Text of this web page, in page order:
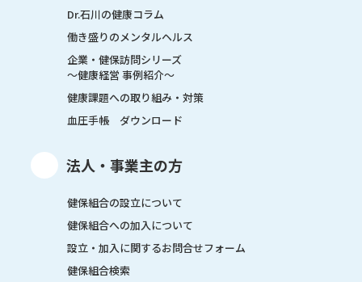
Dr.石川の健康コラム
働き盛りのメンタルヘルス
企業・健保訪問シリーズ
～健康経営 事例紹介～
健康課題への取り組み・対策
血圧手帳 ダウンロード
法人・事業主の方
健保組合の設立について
健保組合への加入について
設立・加入に関するお問合せフォーム
健保組合検索